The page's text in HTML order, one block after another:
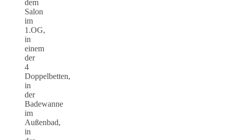
dem
Salon
im
1.OG,
in
einem
der
4
Doppelbetten,
in
der
Badewanne
im
Außenbad,
in